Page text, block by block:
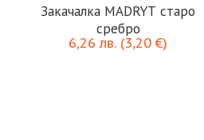
Закачалка MADRYT старо
сребро
6,26лв. (3,20€)